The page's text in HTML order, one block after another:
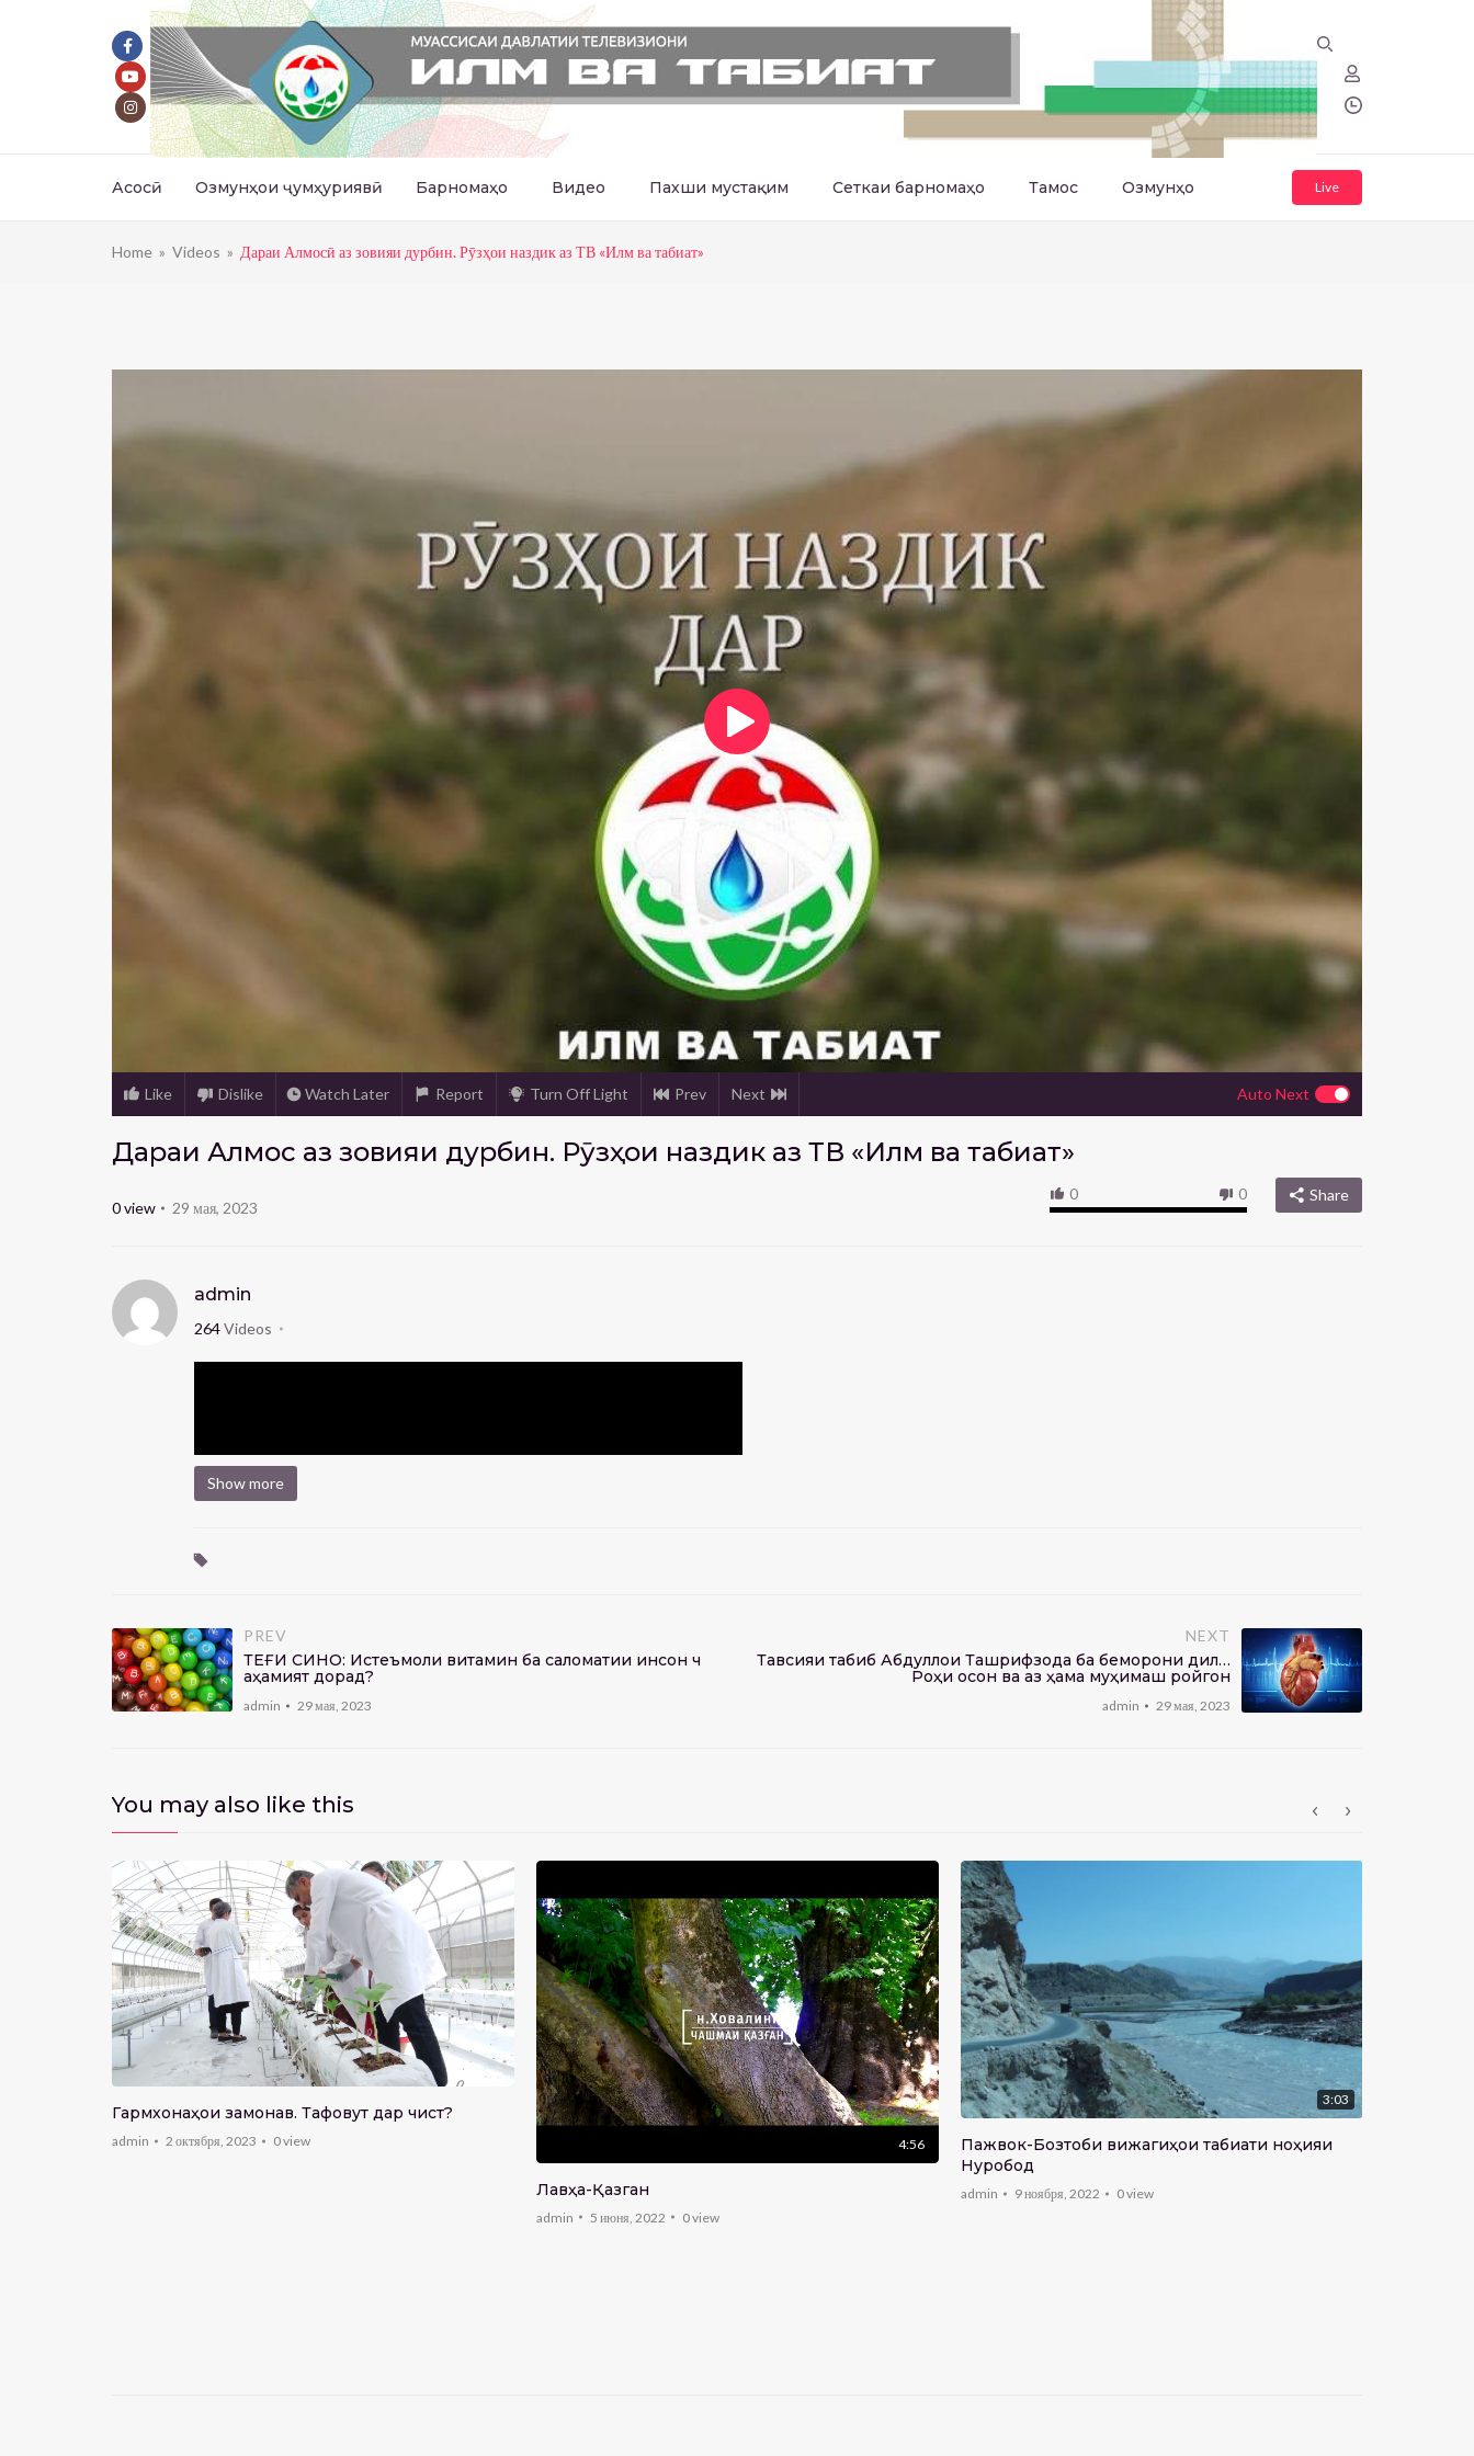
Асосӣ Озмунҳои ҷумҳуриявӣ Барномаҳо Видео Пахши мустақим Сеткаи барномаҳо Тамос Озмунҳо Live
Home » Videos » Дараи Алмосӣ аз зовияи дурбин. Рӯзҳои наздик аз ТВ «Илм ва табиат»
Like Dislike Watch Later Report Turn Off Light Prev Next Auto Next
Дараи Алмосӣ аз зовияи дурбин. Рӯзҳои наздик аз ТВ «Илм ва табиат»
0view 29 мая, 2023
0 0 Share
admin
264Videos
Show more
PREV
ТЕҒИ СИНО: Истеъмоли витамин ба саломатии инсон чӣ
аҳамият дорад?
admin 29 мая, 2023
NEXT
Тавсияи табиб Абдуллои Ташрифзода ба беморони дил…
Роҳи осон ва аз ҳама муҳимаш ройгон
admin 29 мая, 2023
You may also like this
Гармхонаҳои замонавӣ. Тафовут дар чист?
admin 2 октября, 2023 0view 4:56
Лавҳа-Қазган
admin 5 июня, 2022 0view
3:03
Пажвок-Бозтоби вижагиҳои табиати ноҳияи
Нуробод
admin 9 ноября, 2022 0view